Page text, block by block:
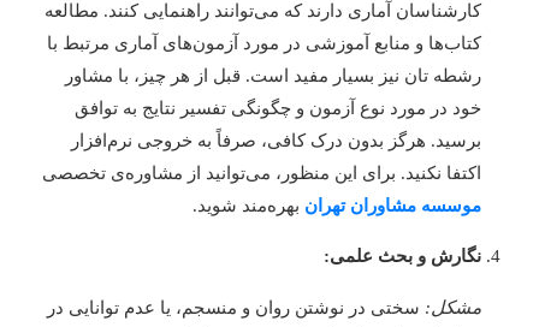
کارشناسان آماری دارند که می‌توانند راهنمایی کنند. مطالعه
کتاب‌ها و منابع آموزشی در مورد آزمون‌های آماری مرتبط با
رشطه تان نیز بسیار مفید است. قبل از هر چیز، با مشاور
خود در مورد نوع آزمون و چگونگی تفسیر نتایج به توافق
برسید. هرگز بدون درک کافی، صرفاً به خروجی نرم‌افزار
اکتفا نکنید. برای این منظور، می‌توانید از مشاوره‌ی تخصصی
موسسه مشاوران تهران بهره‌مند شوید.
نگارش و بحث علمی:
مشکل: سختی در نوشتن روان و منسجم، یا عدم توانایی در